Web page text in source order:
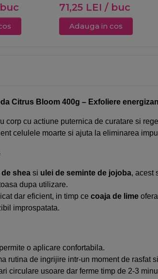
71,25 LEI / buc
Adauga in cos
Citrus Bloom 400g – Exfoliere
corp cu actiune puternica de curatare si
celulele moarte si ajuta la eliminarea
shea si ulei de seminte de jojoba, acest
dupa utilizare.
dar eficient, in timp ce coaja de lime
improspatata.
o aplicare confortabila.
rutina de ingrijire intr-un moment de rasfat
circulare usoare dar ferme timp de 2-3